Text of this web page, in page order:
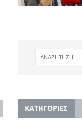
KΑΤΗΓΟΡΙΕΣ